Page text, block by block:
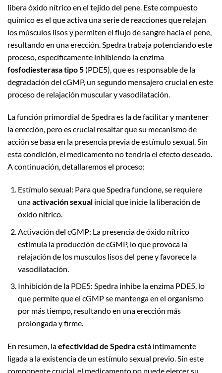
libera óxido nítrico en el tejido del pene. Este compuesto
químico es el que activa una serie de reacciones que relajan
los músculos lisos y permiten el flujo de sangre hacia el pene,
resultando en una erección. Spedra trabaja potenciando este
proceso, específicamente inhibiendo la enzima
fosfodiesterasa tipo 5 (PDE5), que es responsable de la
degradación del cGMP, un segundo mensajero crucial en este
proceso de relajación muscular y vasodilatación.
La función primordial de Spedra es la de facilitar y mantener
la erección, pero es crucial resaltar que su mecanismo de
acción se basa en la presencia previa de estímulo sexual. Sin
esta condición, el medicamento no tendría el efecto deseado.
A continuación, detallaremos el proceso:
Estímulo sexual: Para que Spedra funcione, se requiere
unaactivación sexualinicial que inicie la liberación de
óxido nítrico.
Activación del cGMP: La presencia de óxido nítrico
estimula la producción de cGMP, lo que provoca la
relajación de los musculos lisos del pene y favorece la
vasodilatación.
Inhibición de la PDE5: Spedra inhibe la enzima PDE5, lo
que permite que el cGMP se mantenga en el organismo
por más tiempo, resultando en una erección más
prolongada y firme.
En resumen, laefectividad de Spedraestá íntimamente
ligada a la existencia de un estímulo sexual previo. Sin este
componente crucial, el medicamento no puede ejercer su